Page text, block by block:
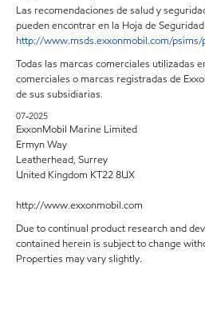
Las recomendaciones de salud y
pueden encontrar en la Hoja de
http://www.msds.exxonmobil.com/psims/
Todas las marcas comerciales utilizadas
comerciales o marcas registradas de
de sus subsidiarias.
07-2025
ExxonMobil Marine Limited
Ermyn Way
Leatherhead, Surrey
United Kingdom KT22 8UX
http://www.exxonmobil.com
Due to continual product research and
contained herein is subject to change
Properties may vary slightly.